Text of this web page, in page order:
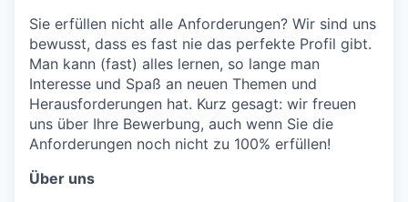
Sie erfüllen nicht alle Anforderungen? Wir sind uns
bewusst, dass es fast nie das perfekte Profil gibt.
Man kann (fast) alles lernen, so lange man
Interesse und Spaß an neuen Themen und
Herausforderungen hat. Kurz gesagt: wir freuen
uns über Ihre Bewerbung, auch wenn Sie die
Anforderungen noch nicht zu 100% erfüllen!
Über uns